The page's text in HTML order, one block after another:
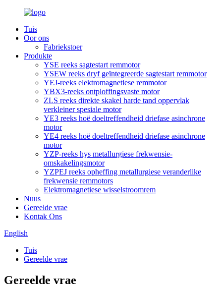
Tuis
Oor ons
Fabriekstoer
Produkte
YSE reeks sagtestart remmotor
YSEW reeks dryf geïntegreerde sagtestart remmotor
YEJ-reeks elektromagnetiese remmotor
YBX3-reeks ontploffingsvaste motor
ZLS reeks direkte skakel harde tand oppervlak
verkleiner spesiale motor
YE3 reeks hoë doeltreffendheid driefase asinchrone
motor
YE4 reeks hoë doeltreffendheid driefase asinchrone
motor
YZP-reeks hys metallurgiese frekwensie-
omskakelingsmotor
YZPEJ reeks opheffing metallurgiese veranderlike
frekwensie remmotors
Elektromagnetiese wisselstroomrem
Nuus
Gereelde vrae
Kontak Ons
English
Tuis
Gereelde vrae
Gereelde vrae